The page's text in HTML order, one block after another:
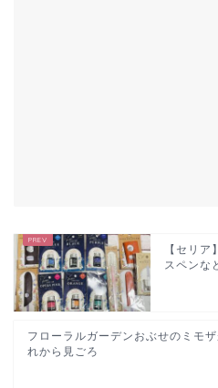
【セリ
スペンな
フローラルガーデンおぶせのミモザ
れから見ごろ